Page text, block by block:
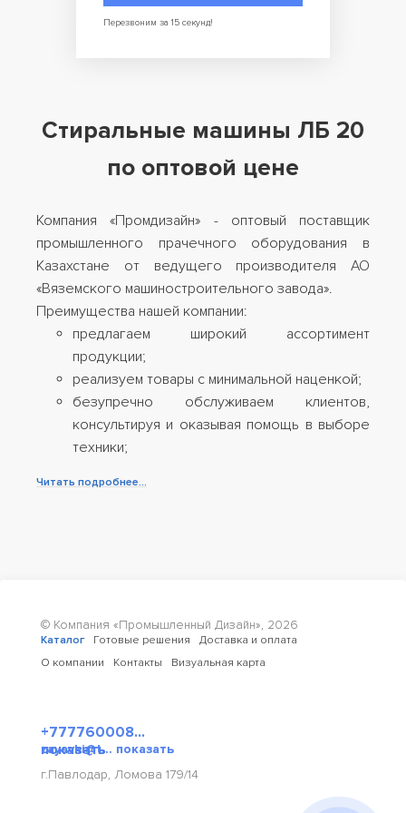
Перезвоним за 15 секунд!
Стиральные машины ЛБ 20
по оптовой цене
Компания «Промдизайн» - оптовый поставщик
промышленного прачечного оборудования в
Казахстане от ведущего производителя АО
«Вяземского машиностроительного завода».
Преимущества нашей компании:
предлагаем широкий ассортимент
продукции;
реализуем товары с минимальной наценкой;
безупречно обслуживаем клиентов,
консультируя и оказывая помощь в выборе
техники;
Читать подробнее...
© Компания «Промышленный Дизайн», 2026
Каталог Готовые решения
Доставка и оплата
О компании
Контакты Визуальная карта
+777760008...
показать
zayavki@t... показать
г.Павлодар, Ломова 179/14